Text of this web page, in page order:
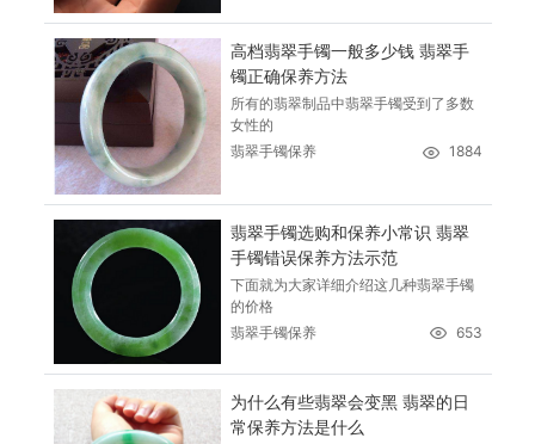
高档翡翠手镯一般多少钱 翡翠手
镯正确保养方法
所有的翡翠制品中翡翠手镯受到了多数
女性的
翡翠手镯保养
1884
翡翠手镯选购和保养小常识 翡翠
手镯错误保养方法示范
下面就为大家详细介绍这几种翡翠手镯
的价格
翡翠手镯保养
653
为什么有些翡翠会变黑 翡翠的日
常保养方法是什么